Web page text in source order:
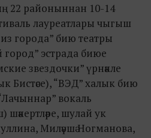
22 районыннан 10-14
лауреатлары чыгыш
города” бию театры
эстрада биюе
звездочки” үрнәкле
Бистәсе), “ВЭД” халык бию
вокаль
шулай ук
Миләүшә Ногманова,